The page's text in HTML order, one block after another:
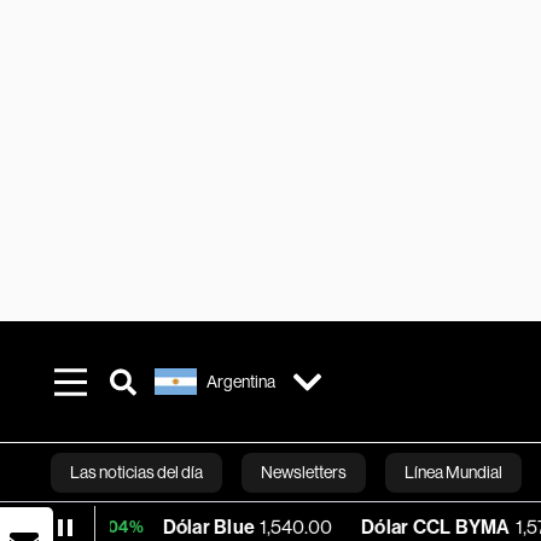
Argentina
Las noticias del día Newsletters Línea Mundial
Bloomberg
Dólar Blue 1,540.00 Dólar CCL BYMA 1,577.49